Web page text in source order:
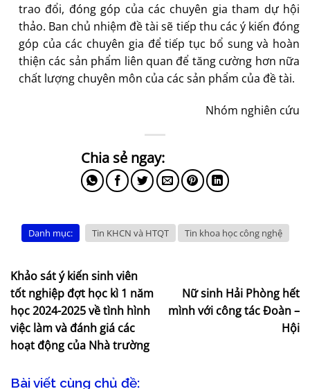
trao đổi, đóng góp của các chuyên gia tham dự hội
thảo. Ban chủ nhiệm đề tài sẽ tiếp thu các ý kiến đóng
góp của các chuyên gia để tiếp tục bổ sung và hoàn
thiện các sản phẩm liên quan để tăng cường hơn nữa
chất lượng chuyên môn của các sản phẩm của đề tài.
Nhóm nghiên cứu
Danh mục: Tin KHCN và HTQT Tin khoa học công nghệ
Khảo sát ý kiến sinh viên
tốt nghiệp đợt học kì 1 năm
học 2024-2025 về tình hình
việc làm và đánh giá các
hoạt động của Nhà trường
Nữ sinh Hải Phòng hết
mình với công tác Đoàn –
Hội
Bài viết cùng chủ đề: